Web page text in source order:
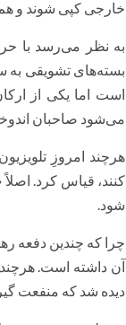
خارجی کپی شوند و
به نظر می‌رسد با
بسته‌های تشویقی به
است اما یکی از
می‌شود صاحبان
هرچند امروزِ
کنند، قیاس کرد.
شود.
چرا که چندین دفعه
آن داشته است. هرچند
دیده شد که منفعت